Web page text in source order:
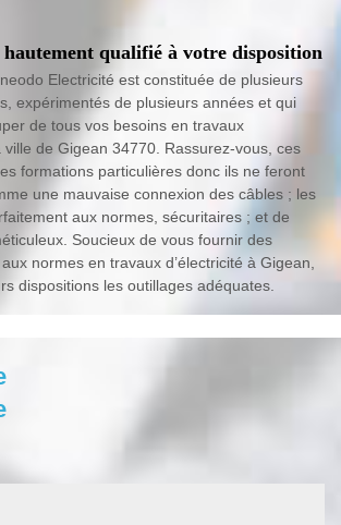
hautement qualifié à votre disposition
Electricité est constituée de plusieurs
expérimentés de plusieurs années et qui
de tous vos besoins en travaux
ville de Gigean 34770. Rassurez-vous, ces
formations particulières donc ils ne feront
une mauvaise connexion des câbles ; les
aux normes, sécuritaires ; et de
Soucieux de vous fournir des
normes en travaux d’électricité à Gigean,
dispositions les outillages adéquates.